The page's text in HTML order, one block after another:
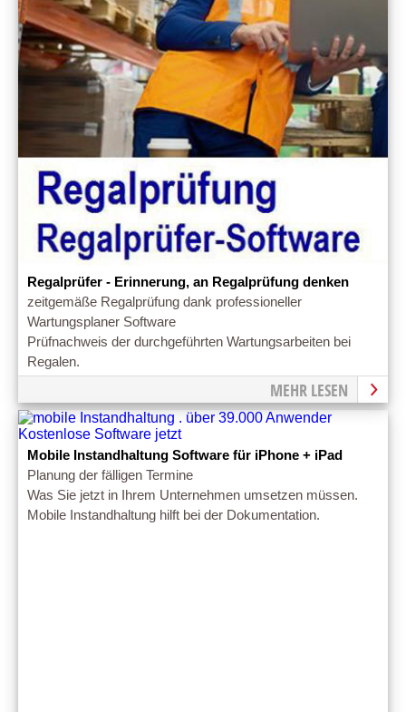
Regalprüfer - Erinnerung, an Regalprüfung denken
zeitgemäße Regalprüfung dank professioneller
Wartungsplaner Software
Prüfnachweis der durchgeführten Wartungsarbeiten bei
Regalen.
MEHR LESEN
Mobile Instandhaltung Software für iPhone + iPad
Planung der fälligen Termine
Was Sie jetzt in Ihrem Unternehmen umsetzen müssen.
Mobile Instandhaltung hilft bei der Dokumentation.